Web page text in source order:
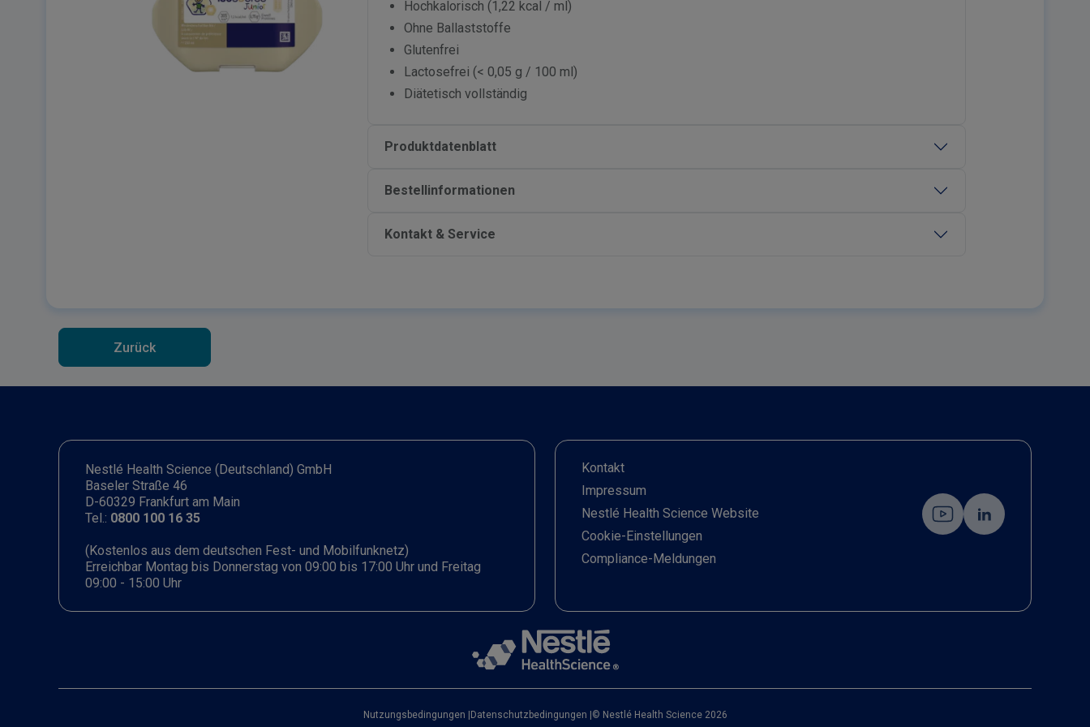
Hochkalorisch (1,22 kcal / ml)
Ohne Ballaststoffe
Glutenfrei
Lactosefrei (< 0,05 g / 100 ml)
Diätetisch vollständig
Produktdatenblatt
Bestellinformationen
Kontakt & Service
Zurück
Nestlé Health Science (Deutschland) GmbH
Baseler Straße 46
D-60329 Frankfurt am Main
Tel.: 0800 100 16 35
(Kostenlos aus dem deutschen Fest- und Mobilfunknetz)
Erreichbar Montag bis Donnerstag von 09:00 bis 17:00 Uhr und Freitag
09:00 - 15:00 Uhr
Kontakt
Impressum
Nestlé Health Science Website
Cookie-Einstellungen
Compliance-Meldungen
Nutzungsbedingungen Datenschutzbedingungen © Nestlé Health Science 2026